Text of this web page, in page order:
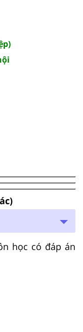
học có đáp án